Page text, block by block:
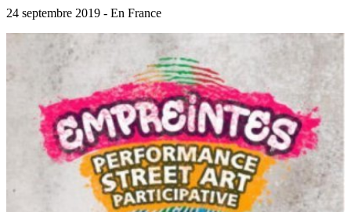
24 septembre 2019 - En France